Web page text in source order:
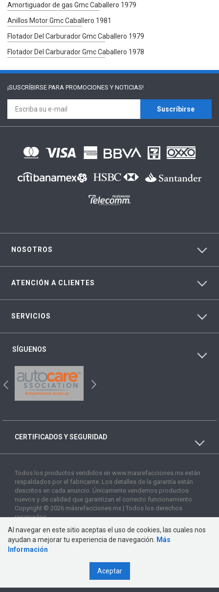
Amortiguador de gas Gmc Caballero 1979
Anillos Motor Gmc Caballero 1981
Flotador Del Carburador Gmc Caballero 1979
Flotador Del Carburador Gmc Caballero 1978
¡SUSCRÍBIRSE PARA PROMOCIONES Y NOTICIAS!
Suscríbirse
NOSOTROS
ATENCIÓN A CLIENTES
SERVICIOS
SÍGUENOS
CERTIFICADOS Y SEGURIDAD
Todos los productos vendidos en www.masrefacciones.mx están
respaldados por el fabricante. Los detalles de la garantía están
descritos en cada anuncio. Únicamente vendemos productos
nuevos y de calidad que garantizan el correcto funcionamiento.
Copyright © 2026 másrefacciones.mx | Todos los derechos
reservados
Al navegar en este sitio aceptas el uso de cookies, las cuales nos
ayudan a mejorar tu experiencia de navegación.
Más
Información
Aceptar